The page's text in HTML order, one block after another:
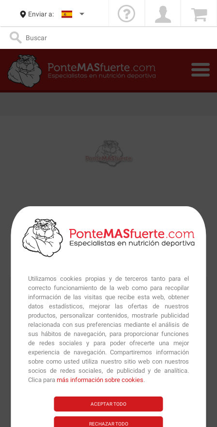
Utilizamos cookies propias y de terceros tanto para el
correcto funcionamiento de la web como para recopilar
información de las visitas que recibe esta web, obtener
datos estadísticos, mejorar las ofertas de nuestros
productos, personalizar contenidos, mostrarle publicidad
relacionada con sus preferencias mediante el análisis de
sus hábitos de navegación, para proporcionar funciones
de redes sociales y para poder ofrecerte una mejor
experiencia de navegación. Compartiremos información
sobre como usted utiliza nuestro sitio web con nuestros
socios de redes sociales, de publicidad y de analítica.
Clica paramás información sobre cookies.
ACEPTAR TODO
RECHAZAR TODO
Enviar a:
Macarrones con Atún300